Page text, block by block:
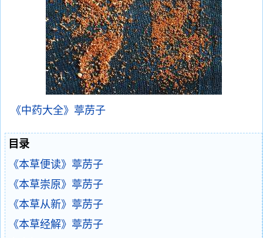
《中药大全》葶苈子
目录
《本草便读》葶苈子
《本草崇原》葶苈子
《本草从新》葶苈子
《本草经解》葶苈子